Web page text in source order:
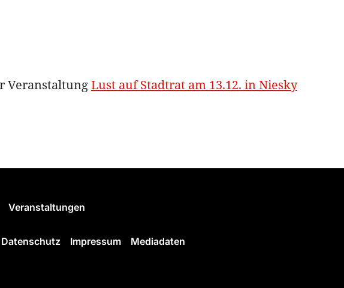
VeranstaltungLust auf Stadtrat am 13.12. in Niesky
Veranstaltungen
Datenschutz Impressum Mediadaten